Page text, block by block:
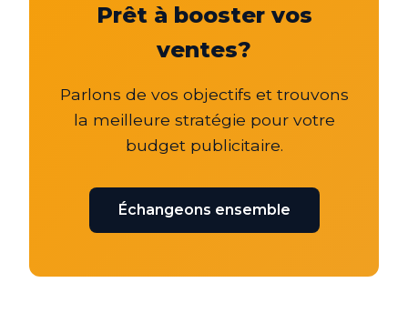
Prêt à booster vos
ventes?
Parlons de vos objectifs et trouvons
la meilleure stratégie pour votre
budget publicitaire.
Échangeons ensemble